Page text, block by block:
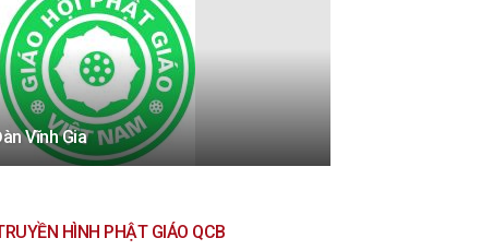
Vĩnh Gia
HÌNH PHẬT GIÁO QCB